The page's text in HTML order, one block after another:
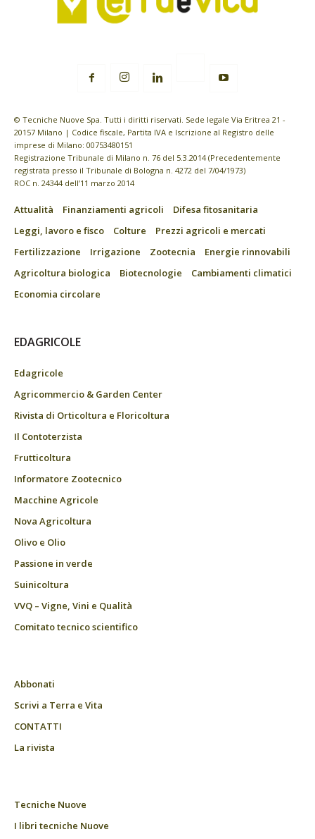
© Tecniche Nuove Spa. Tutti i diritti riservati. Sede legale Via Eritrea 21 -
20157 Milano | Codice fiscale, Partita IVA e Iscrizione al Registro delle
imprese di Milano: 00753480151
Registrazione Tribunale di Milano n. 76 del 5.3.2014 (Precedentemente
registrata presso il Tribunale di Bologna n. 4272 del 7/04/1973)
ROC n. 24344 dell’11 marzo 2014
Attualità Finanziamenti agricoli
Difesa fitosanitaria
Leggi, lavoro e fisco
Colture
Prezzi agricoli e mercati
Fertilizzazione
Irrigazione Zootecnia
Energie rinnovabili
Agricoltura biologica
Biotecnologie
Cambiamenti climatici
Economia circolare
EDAGRICOLE
Edagricole
Agricommercio & Garden Center
Rivista di Orticoltura e Floricoltura
Il Contoterzista
Frutticoltura
Informatore Zootecnico
Macchine Agricole
Nova Agricoltura
Olivo e Olio
Passione in verde
Suinicoltura
VVQ – Vigne, Vini e Qualità
Comitato tecnico scientifico
Abbonati
Scrivi a Terra e Vita
CONTATTI
La rivista
Tecniche Nuove
I libri tecniche Nuove